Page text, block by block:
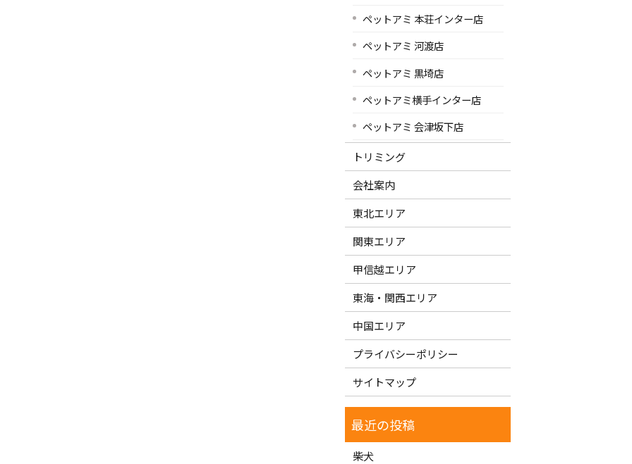
ペットアミ 本荘インター店
ペットアミ 河渡店
ペットアミ 黒埼店
ペットアミ横手インター店
ペットアミ 会津坂下店
トリミング
会社案内
東北エリア
関東エリア
甲信越エリア
東海・関西エリア
中国エリア
プライバシーポリシー
サイトマップ
柴犬